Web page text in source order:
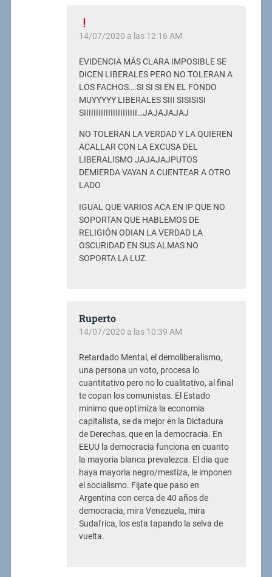
14/07/2020 a las 12:16 AM
EVIDENCIA MÁS CLARA IMPOSIBLE SE
DICEN LIBERALES PERO NO TOLERAN A
LOS FACHOS….SI SI SI EN EL FONDO
MUYYYYY LIBERALES SIII SISISISI
SIIIIIIIIIIIIIIIIIIIIII…JAJAJAJAJ
NO TOLERAN LA VERDAD Y LA QUIEREN
ACALLAR CON LA EXCUSA DEL
LIBERALISMO JAJAJAJPUTOS
DEMIERDA VAYAN A CUENTEAR A OTRO
LADO
IGUAL QUE VARIOS ACA EN IP QUE NO
SOPORTAN QUE HABLEMOS DE
RELIGIÓN ODIAN LA VERDAD LA
OSCURIDAD EN SUS ALMAS NO
SOPORTA LA LUZ.
Ruperto
14/07/2020 a las 10:39 AM
Retardado Mental, el demoliberalismo,
una persona un voto, procesa lo
cuantitativo pero no lo cualitativo, al final
te copan los comunistas. El Estado
minimo que optimiza la economia
capitalista, se da mejor en la Dictadura
de Derechas, que en la democracia. En
EEUU la democracia funciona en cuanto
la mayoria blanca prevalezca. El dia que
haya mayoria negro/mestiza, le imponen
el socialismo. Fijate que paso en
Argentina con cerca de 40 años de
democracia, mira Venezuela, mira
Sudafrica, los esta tapando la selva de
vuelta.